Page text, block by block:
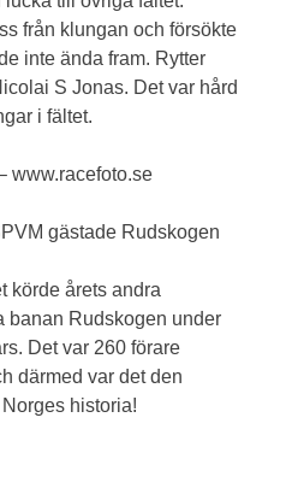
från klungan och försökte
inte ända fram. Rytter
S Jonas. Det var hård
i fältet.
www.racefoto.se
gästade Rudskogen
körde årets andra
banan Rudskogen under
Det var 260 förare
därmed var det den
historia!